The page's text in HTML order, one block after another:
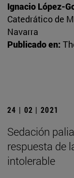
Ignacio López-
Catedrático de
Navarra
Publicado en:
24 | 02 | 2021
Sedación
respuesta de
intolerable